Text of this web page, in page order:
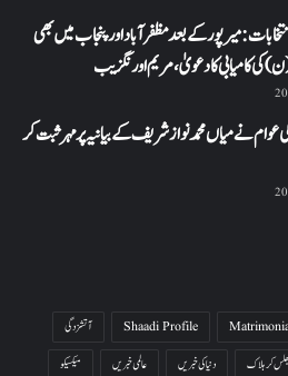
میرپور کے بعد مظفرآباد اور پنجاب میں بھی
کی کامیابی کا دعویٰ، مریم اورنگزیب
عوام نے میاں محمد نواز شریف کے بیانیہ پر مہر ثبت کر
Shaadi Profile
آتشزدگی
کر ہلاک دنیا کی خبریں عالمی خبریں
میکسیکو